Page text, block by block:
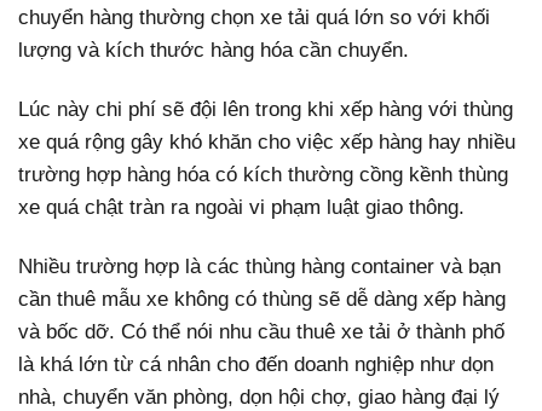
chuyển hàng thường chọn xe tải quá lớn so với khối
lượng và kích thước hàng hóa cần chuyển.
Lúc này chi phí sẽ đội lên trong khi xếp hàng với thùng
xe quá rộng gây khó khăn cho việc xếp hàng hay nhiều
trường hợp hàng hóa có kích thường cồng kềnh thùng
xe quá chật tràn ra ngoài vi phạm luật giao thông.
Nhiều trường hợp là các thùng hàng container và bạn
cần thuê mẫu xe không có thùng sẽ dễ dàng xếp hàng
và bốc dỡ. Có thể nói nhu cầu thuê xe tải ở thành phố
là khá lớn từ cá nhân cho đến doanh nghiệp như dọn
nhà, chuyển văn phòng, dọn hội chợ, giao hàng đại lý